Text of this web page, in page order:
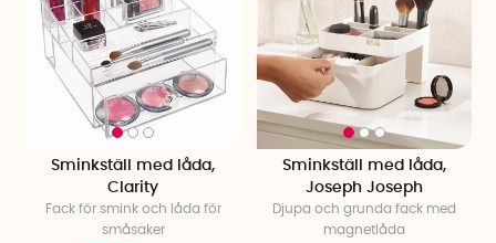
Sminkställ med låda,
Clarity
Fack för smink och låda för
småsaker
Sminkställ med låda,
Joseph Joseph
Djupa och grunda fack med
magnetlåda